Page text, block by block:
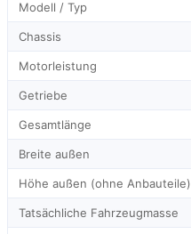
Modell / Typ
Chassis
Motorleistung
Getriebe
Gesamtlänge
Breite außen
Höhe außen (ohne Anbauteile)
Tatsächliche Fahrzeugmasse